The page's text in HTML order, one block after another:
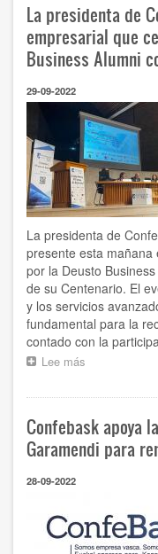
una
medida
habitual
en
hoy,
más
necesaria
que
nunca”
La presidenta de
empresarial que
Business Alumni
29-09-2022
La presidenta de
presente esta mañana
por la Deusto
de su Centenario. El
y los servicios
fundamental para la
contado con la
Lee más
Confebask,
en
la
celebra
en
Confebask apoya
Garamendi para
28-09-2022